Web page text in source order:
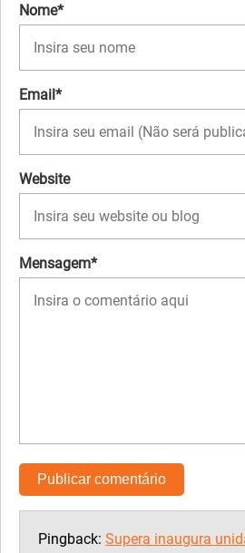
Nome*
Email*
Website
Mensagem*
Pingback: Supera inaugura